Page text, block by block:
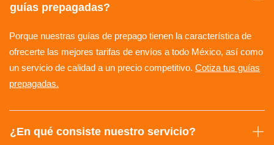
guías prepagadas?
Porque nuestras guías de prepago tienen la característica de
ofrecerte las mejores tarifas de envíos a todo México, así como
un servicio de calidad a un precio competitivo. Cotiza tus guías
prepagadas.
¿En qué consiste nuestro servicio?